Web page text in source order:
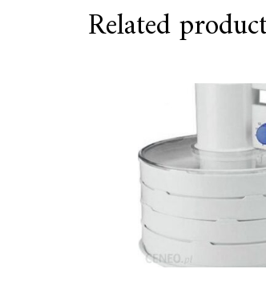
Related